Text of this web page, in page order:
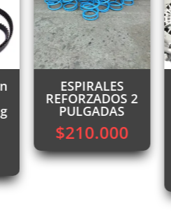
ESPIRALES
REFORZADOS 2
PULGADAS
210.000